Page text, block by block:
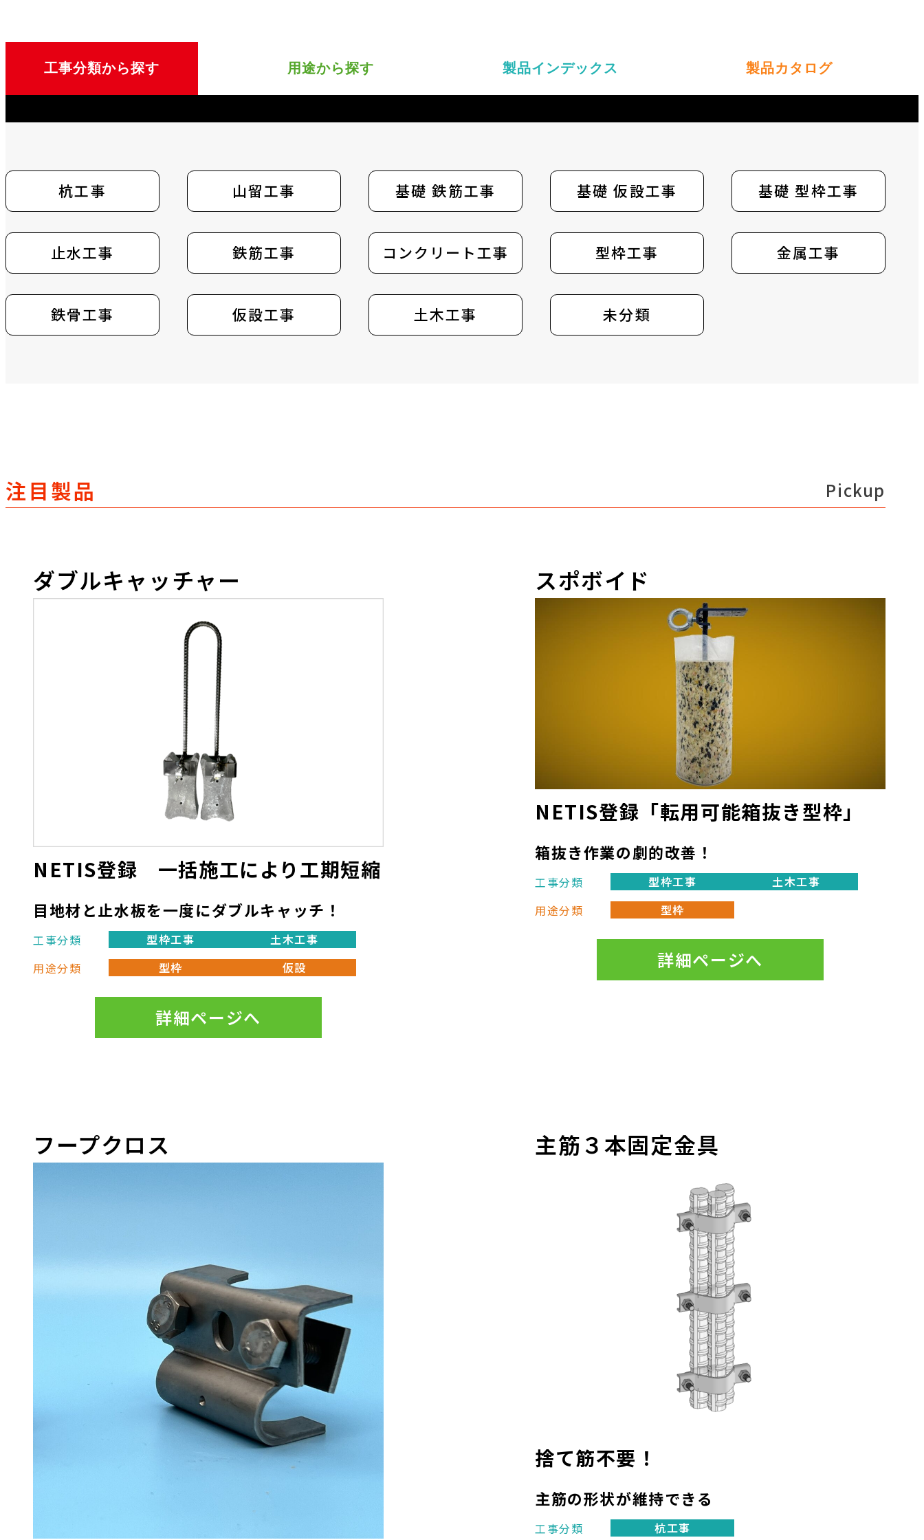
工事分類から探す 用途から探す 製品インデックス 製品カタログ
杭工事 山留工事 基礎 鉄筋工事 基礎 仮設工事 基礎 型枠工事
止水工事 鉄筋工事 コンクリート工事 型枠工事 金属工事
鉄骨工事 仮設工事 土木工事 未分類
杭 山留 基礎 型枠 止水材
仮設 開口補強 打込み金具 配管 柱用スペーサー
梁用スペーサー 壁用スペーサー 床用スペーサー 断熱材
＜A＞
溶接用 埋込アンカー
＜B＞
コンクリート充填鋼管構造
＜K＞
重機の可動範囲内の立ち入り
禁止区域設定
KSサインコーン
セーフティーロープ取付用治
具
KS安全ロープ受け金具
支柱固定用金具
ＫＳ単管キャッチ
型枠支保工パイプサポート用 丘組用 梁筋ジャッキ
KSジャッキ
躯体に異物が残らない人通孔
管
KS人通孔
土木用 高強度モルタルスペー
サー
KS高強度スペーサー
壁・柱用
ラブ用
MAXウエブレンｄ５０
PMスペーサー 壁 柱 梁側面の横かぶりを保
持
Pドーナツ兼用型
スラブ下筋用 キャラメル 壁 柱 梁側面の横かぶりを保
持
製品カタログ Vol.105D
(17.49 MB)
製品カタログVol.304B
KSクルリン施工の手引書
(17.82 MB)
注目製品 Pickup
ダブルキャッチャー
NETIS登録 一括施工により工期短縮
目地材と止水板を一度にダブルキャッチ！
工事分類 型枠工事
土木工事
用途分類
型枠 仮設
詳細ページへ
スポボイド
NETIS登録「転用可能箱抜き型枠」
箱抜き作業の劇的改善！
工事分類 型枠工事
土木工事
用途分類
型枠
詳細ページへ
フープクロス 主筋３本固定金具
捨て筋不要！
主筋の形状が維持できる
工事分類
杭工事